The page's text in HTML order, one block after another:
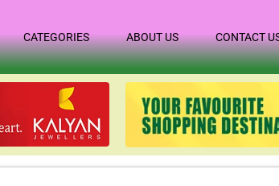
CATEGORIES ABOUT US CONTACT